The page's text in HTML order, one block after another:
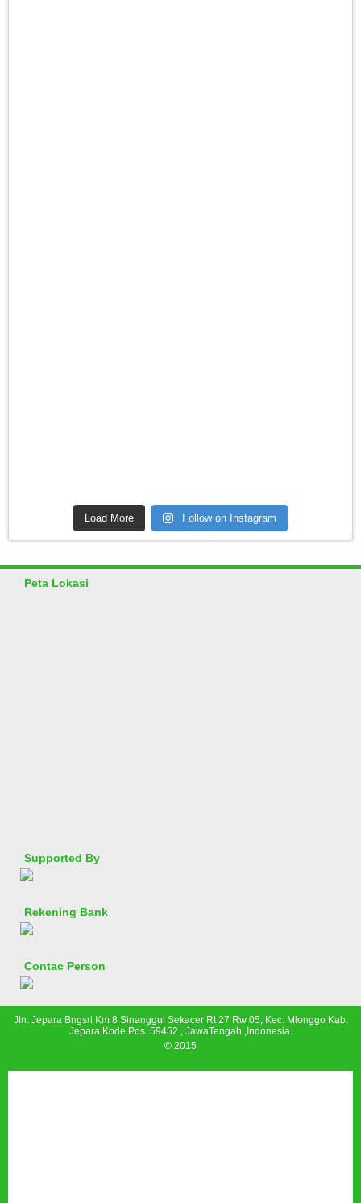
Load More Follow on Instagram
Peta Lokasi
Supported By
Rekening Bank
Contac Person
Jln. Jepara Bngsri Km 8 Sinanggul Sekacer Rt 27 Rw 05, Kec. Mlonggo Kab.
Jepara Kode Pos. 59452 , JawaTengah ,Indonesia.
© 2015